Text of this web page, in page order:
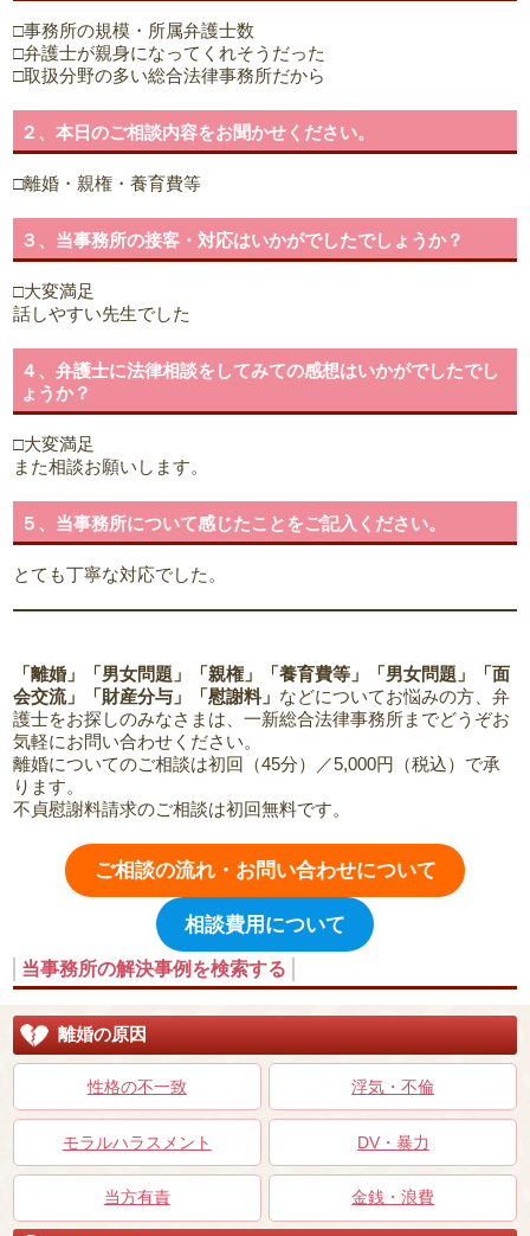
□事務所の規模・所属弁護士数
□弁護士が親身になってくれそうだった
□取扱分野の多い総合法律事務所だから
２、本日のご相談内容をお聞かせください。
□離婚・親権・養育費等
３、当事務所の接客・対応はいかがでしたでしょうか？
□大変満足
話しやすい先生でした
４、弁護士に法律相談をしてみての感想はいかがでしたでし
ょうか？
□大変満足
また相談お願いします。
５、当事務所について感じたことをご記入ください。
とても丁寧な対応でした。
「離婚」「男女問題」「親権」「養育費等」「男女問題」「面
会交流」「財産分与」「慰謝料」 などについてお悩みの方、弁
護士をお探しのみなさまは、一新総合法律事務所までどうぞお
気軽にお問い合わせください。
離婚についてのご相談は初回（45分）／5,000円（税込）で承
ります。
不貞慰謝料請求のご相談は初回無料です。
ご相談の流れ・お問い合わせについて
相談費用について
当事務所の解決事例を検索する
離婚の原因
性格の不一致 浮気・不倫
モラルハラスメント DV・暴力
当方有責 金銭・浪費